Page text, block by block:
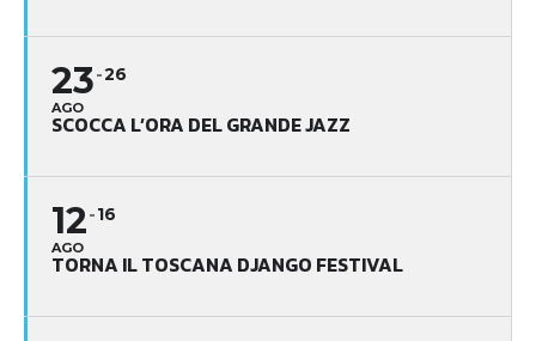
23
AGO
26
SCOCCA L’ORA DEL GRANDE JAZZ
12
AGO
16
TORNA IL TOSCANA DJANGO FESTIVAL